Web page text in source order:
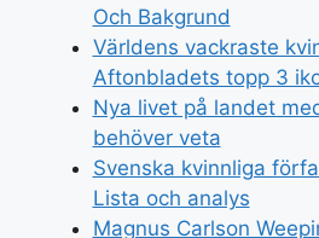
Och Bakgrund
Världens vackraste
Aftonbladets topp 3
Nya livet på landet
behöver veta
Svenska kvinnliga
Lista och analys
Magnus Carlson